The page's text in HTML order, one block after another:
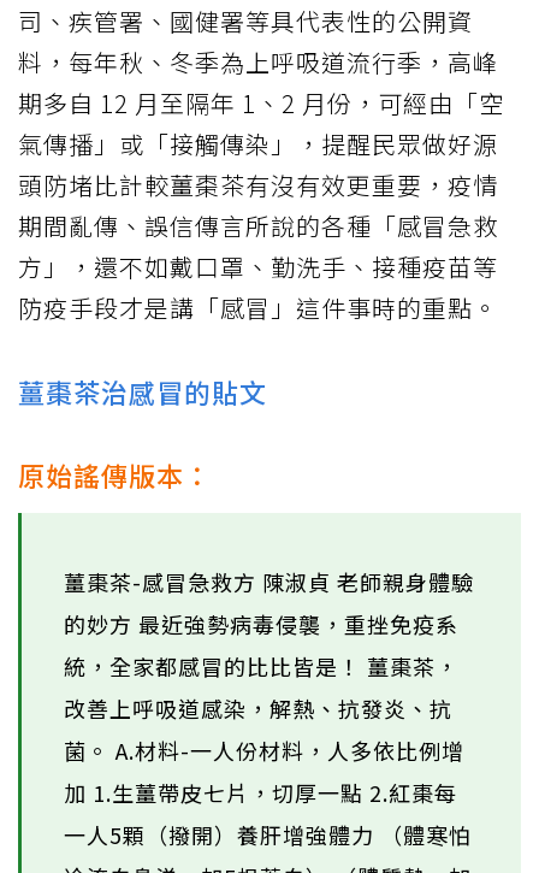
司、疾管署、國健署等具代表性的公開資
料，每年秋、冬季為上呼吸道流行季，高峰
期多自 12 月至隔年 1、2 月份，可經由「空
氣傳播」或「接觸傳染」，提醒民眾做好源
頭防堵比計較薑棗茶有沒有效更重要，疫情
期間亂傳、誤信傳言所說的各種「感冒急救
方」，還不如戴口罩、勤洗手、接種疫苗等
防疫手段才是講「感冒」這件事時的重點。
薑棗茶治感冒的貼文
原始謠傳版本：
薑棗茶-感冒急救方 陳淑貞 老師親身體驗
的妙方 最近強勢病毒侵襲，重挫免疫系
統，全家都感冒的比比皆是！ 薑棗茶，
改善上呼吸道感染，解熱、抗發炎、抗
菌。 A.材料-一人份材料，人多依比例增
加 1.生薑帶皮七片，切厚一點 2.紅棗每
一人5顆（撥開）養肝增強體力 （體寒怕